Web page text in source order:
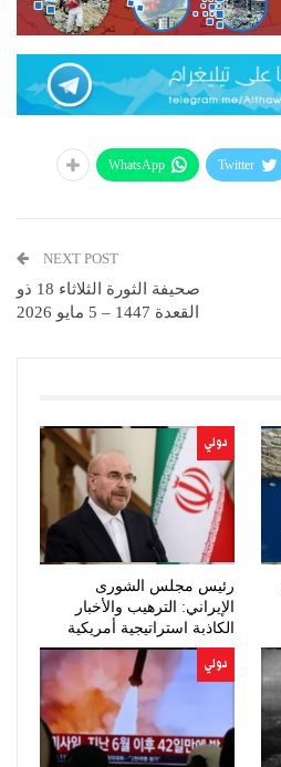
Twitter
WhatsApp
NEXT POST
صحيفة الثورة الثلاثاء 18 ذو
القعدة 1447 – 5 مايو 2026
دولي
رئيس مجلس الشورى
الإيراني: الترهيب والأخبار
الكاذبة استراتيجية أمريكية
فاشلة
دولي